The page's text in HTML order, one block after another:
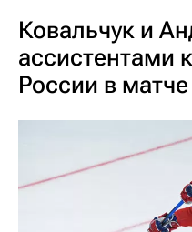
Ковальчук и
ассистентами
России в